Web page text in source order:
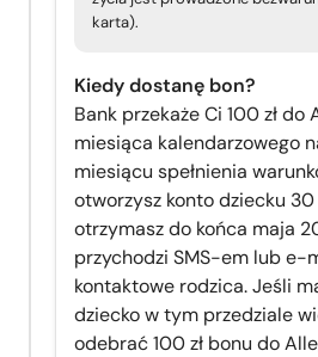
karta).
Kiedy dostanę bon?
Bank przekaże Ci 100 zł do
miesiąca kalendarzowego
miesiącu spełnienia
otworzysz konto dziecku
otrzymasz do końca maja
przychodzi SMS-em lub e-
kontaktowe rodzica. Jeśli
dziecko w tym przedziale
odebrać 100 zł bonu do